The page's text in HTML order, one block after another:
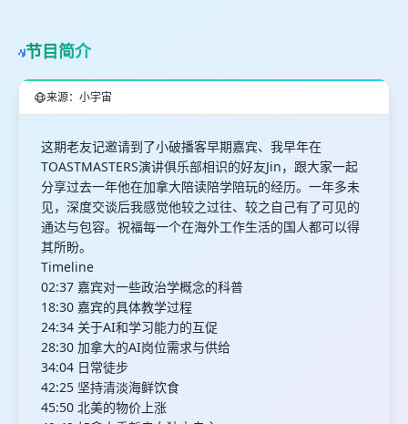
节目简介
来源：小宇宙
这期老友记邀请到了小破播客早期嘉宾、我早年在
TOASTMASTERS演讲俱乐部相识的好友Jin，跟大家一起
分享过去一年他在加拿大陪读陪学陪玩的经历。一年多未
见，深度交谈后我感觉他较之过往、较之自己有了可见的
通达与包容。祝福每一个在海外工作生活的国人都可以得
其所盼。
Timeline
02:37 嘉宾对一些政治学概念的科普
18:30 嘉宾的具体教学过程
24:34 关于AI和学习能力的互促
28:30 加拿大的AI岗位需求与供给
34:04 日常徒步
42:25 坚持清淡海鲜饮食
45:50 北美的物价上涨